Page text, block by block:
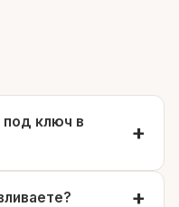
под ключ в